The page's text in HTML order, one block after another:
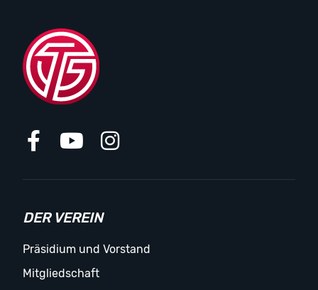
DER VEREIN
Präsidium und Vorstand
Mitgliedschaft